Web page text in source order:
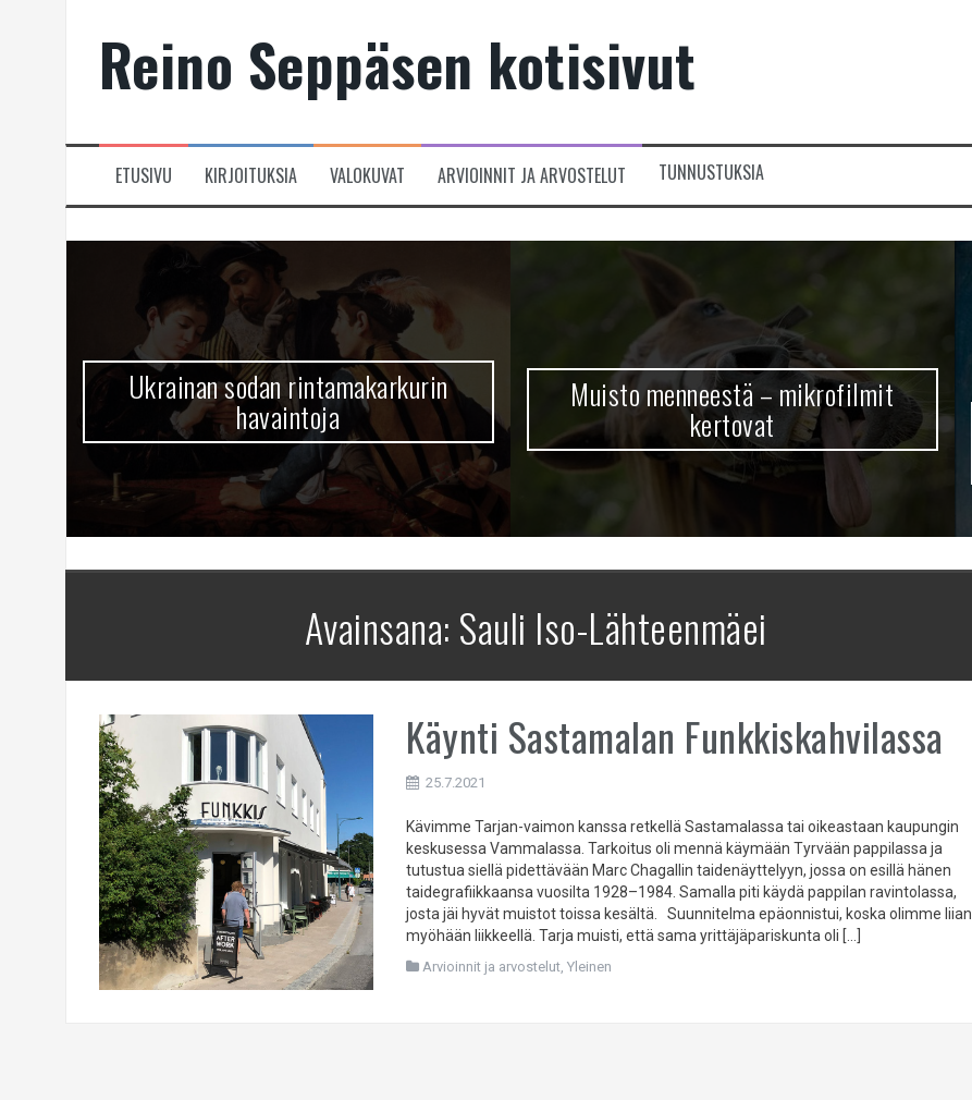
Reino Seppäsen kotisivut
ETUSIVU KIRJOITUKSIA VALOKUVAT ARVIOINNIT JA ARVOSTELUT TUNNUSTUKSIA
Ukrainan sodan rintamakarkurin
havaintoja
Muisto menneestä – mikrofilmit
kertovat
Avainsana: Sauli Iso-Lähteenmäei
Käynti Sastamalan Funkkiskahvilassa
25.7.2021
Kävimme Tarjan-vaimon kanssa retkellä Sastamalassa tai oikeastaan kaupungin
keskusessa Vammalassa. Tarkoitus oli mennä käymään Tyrvään pappilassa ja
tutustua siellä pidettävään Marc Chagallin taidenäyttelyyn, jossa on esillä hänen
taidegrafiikkaansa vuosilta 1928–1984. Samalla piti käydä pappilan ravintolassa,
josta jäi hyvät muistot toissa kesältä. Suunnitelma epäonnistui, koska olimme liian
myöhään liikkeellä. Tarja muisti, että sama yrittäjäpariskunta oli […]
Arvioinnit ja arvostelut,Yleinen